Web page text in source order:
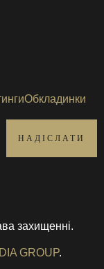
Обкладинки
захищенні.
GROUP.